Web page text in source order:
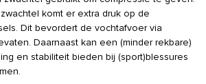
komt er extra druk op de
Dit bevordert de vochtafvoer via
Daarnaast kan een (minder rekbare)
en stabiliteit bieden bij (sport)blessures